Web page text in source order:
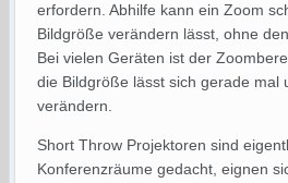
erfordern. Abhilfe kann ein Zoom
Bildgröße verändern lässt, ohne
Bei vielen Geräten ist der
die Bildgröße lässt sich gerade mal
verändern.
Short Throw Projektoren sind
Konferenzräume gedacht, eignen